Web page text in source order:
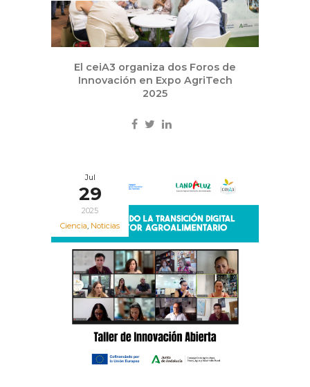
El ceiA3 organiza dos Foros de
Innovación en Expo AgriTech
2025
Jul
29
2025
Ciencia, Noticias